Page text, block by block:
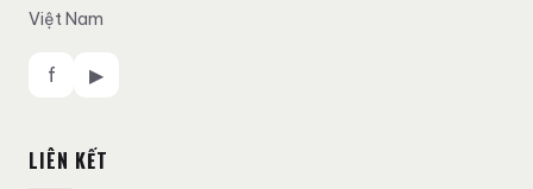
Việt Nam
f ▶
LIÊN KẾT